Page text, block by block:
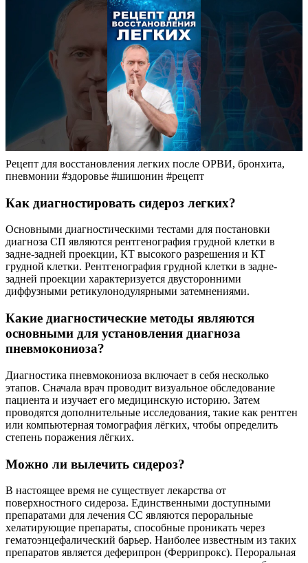
Рецепт для восстановления легких после ОРВИ, бронхита,
пневмонии #здоровье #шишонин #рецепт
Как диагностировать сидероз легких?
Основными диагностическими тестами для постановки
диагноза СП являются рентгенография грудной клетки в
задне-задней проекции, КТ высокого разрешения и КТ
грудной клетки. Рентгенография грудной клетки в задне-
задней проекции характеризуется двусторонними
диффузными ретикулонодулярными затемнениями.
Какие диагностические методы являются
основными для установления диагноза
пневмокониоза?
Диагностика пневмокониоза включает в себя несколько
этапов. Сначала врач проводит визуальное обследование
пациента и изучает его медицинскую историю. Затем
проводятся дополнительные исследования, такие как рентген
или компьютерная томография лёгких, чтобы определить
степень поражения лёгких.
Можно ли вылечить сидероз?
В настоящее время не существует лекарства от
поверхностного сидероза. Единственными доступными
препаратами для лечения СС являются пероральные
хелатирующие препараты, способные проникать через
гематоэнцефалический барьер. Наиболее известным из таких
препаратов является деферипрон (Феррипрокс). Пероральная